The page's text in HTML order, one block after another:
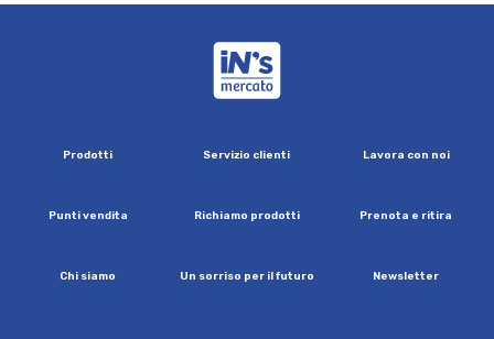
Prodotti Servizio clienti Lavora con noi
Puntivendita Richiamo prodotti Prenota e ritira
Chi siamo Un sorriso per ilfuturo Newsletter